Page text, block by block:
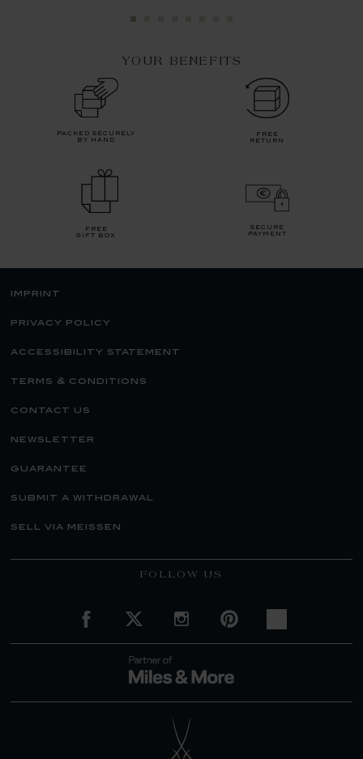
YOUR BENEFITS
packed securely
by hand
free
return
free
gift box
secure
payment
imprint
privacy policy
accessibility statement
terms & conditions
contact us
newsletter
guarantee
submit a withdrawal
sell via meissen
FOLLOW US